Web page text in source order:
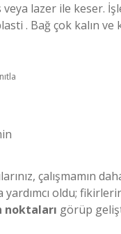
lazer ile keser.
. Bağ çok kalın ve
çalışmamın
yardımcı oldu;
noktaları görüp